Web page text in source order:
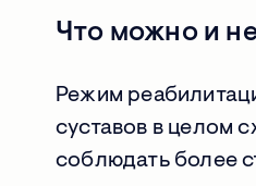
Что можно и
Режим
суставов в целом
соблюдать более